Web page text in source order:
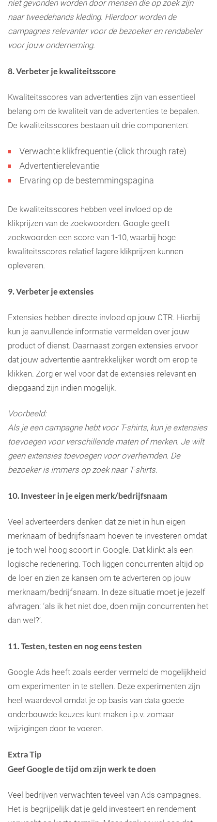
niet gevonden worden door mensen die op zoek zijn
naar tweedehands kleding. Hierdoor worden de
campagnes relevanter voor de bezoeker en rendabeler
voor jouw onderneming.
8. Verbeter je kwaliteitsscore
Kwaliteitsscores van advertenties zijn van essentieel
belang om de kwaliteit van de advertenties te bepalen.
De kwaliteitsscores bestaan uit drie componenten:
Verwachte klikfrequentie (click through rate)
Advertentierelevantie
Ervaring op de bestemmingspagina
De kwaliteitsscores hebben veel invloed op de
klikprijzen van de zoekwoorden. Google geeft
zoekwoorden een score van 1-10, waarbij hoge
kwaliteitsscores relatief lagere klikprijzen kunnen
opleveren.
9. Verbeter je extensies
Extensies hebben directe invloed op jouw CTR. Hierbij
kun je aanvullende informatie vermelden over jouw
product of dienst. Daarnaast zorgen extensies ervoor
dat jouw advertentie aantrekkelijker wordt om erop te
klikken. Zorg er wel voor dat de extensies relevant en
diepgaand zijn indien mogelijk.
Voorbeeld:
Als je een campagne hebt voor T-shirts, kun je extensies
toevoegen voor verschillende maten of merken. Je wilt
geen extensies toevoegen voor overhemden. De
bezoeker is immers op zoek naar T-shirts.
10. Investeer in je eigen merk/bedrijfsnaam
Veel adverteerders denken dat ze niet in hun eigen
merknaam of bedrijfsnaam hoeven te investeren omdat
je toch wel hoog scoort in Google. Dat klinkt als een
logische redenering. Toch liggen concurrenten altijd op
de loer en zien ze kansen om te adverteren op jouw
merknaam/bedrijfsnaam. In deze situatie moet je jezelf
afvragen: ‘als ik het niet doe, doen mijn concurrenten het
dan wel?’.
11. Testen, testen en nog eens testen
Google Ads heeft zoals eerder vermeld de mogelijkheid
om experimenten in te stellen. Deze experimenten zijn
heel waardevol omdat je op basis van data goede
onderbouwde keuzes kunt maken i.p.v. zomaar
wijzigingen door te voeren.
Extra Tip
Geef Google de tijd om zijn werk te doen
Veel bedrijven verwachten teveel van Ads campagnes.
Het is begrijpelijk dat je geld investeert en rendement